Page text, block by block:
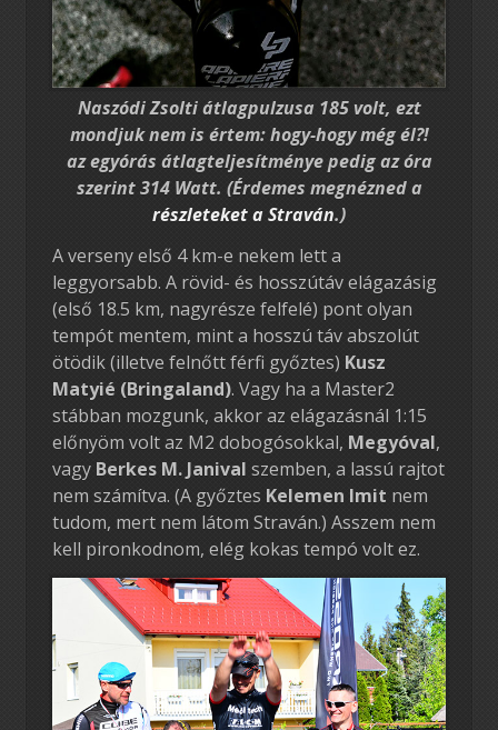
Naszódi Zsolti átlagpulzusa 185 volt, ezt
mondjuk nem is értem: hogy-hogy még él?!
az egyórás átlagteljesítménye pedig az óra
szerint 314 Watt. (Érdemes megnézned a
részleteket a Straván.)
A verseny első 4 km-e nekem lett a
leggyorsabb. A rövid- és hosszútáv elágazásig
(első 18.5 km, nagyrésze felfelé) pont olyan
tempót mentem, mint a hosszú táv abszolút
ötödik (illetve felnőtt férfi győztes) Kusz
Matyié (Bringaland). Vagy ha a Master2
stábban mozgunk, akkor az elágazásnál 1:15
előnyöm volt az M2 dobogósokkal, Megyóval,
vagy Berkes M. Janival szemben, a lassú rajtot
nem számítva. (A győztes Kelemen Imit nem
tudom, mert nem látom Straván.) Asszem nem
kell pironkodnom, elég kokas tempó volt ez.